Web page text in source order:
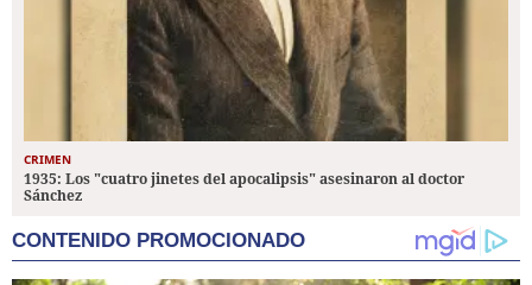
CRIMEN
1935: Los "cuatro jinetes del apocalipsis" asesinaron al doctor
Sánchez
CONTENIDO PROMOCIONADO